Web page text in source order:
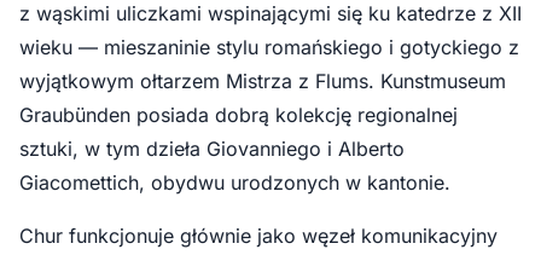
z wąskimi uliczkami wspinającymi się ku katedrze z XII
wieku — mieszaninie stylu romańskiego i gotyckiego z
wyjątkowym ołtarzem Mistrza z Flums. Kunstmuseum
Graubünden posiada dobrą kolekcję regionalnej
sztuki, w tym dzieła Giovanniego i Alberto
Giacomettich, obydwu urodzonych w kantonie.
Chur funkcjonuje głównie jako węzeł komunikacyjny